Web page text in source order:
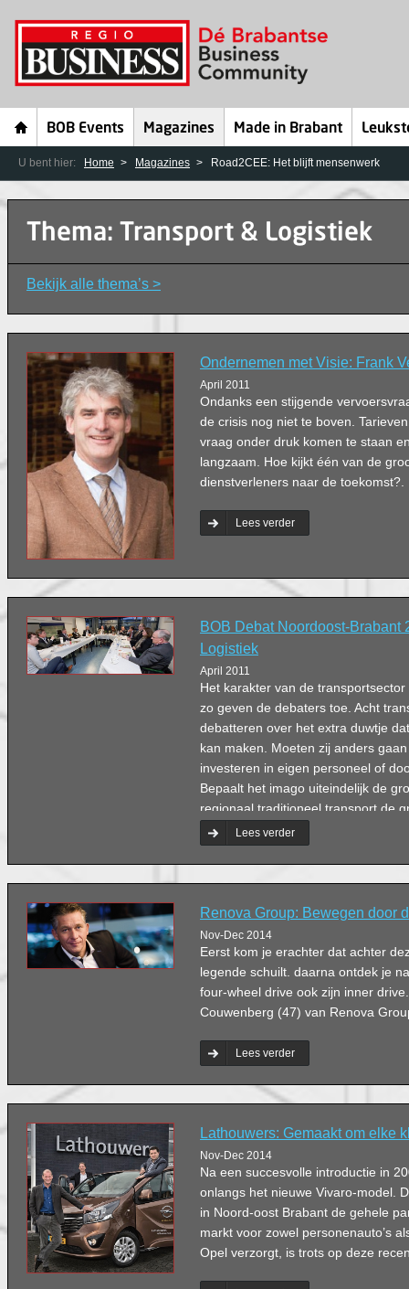
BOB Events Magazines Made in Brabant
U bent hier: Home Magazines Road2CEE: Het blijft mensenwerk
Thema: Transport & Logistiek
Bekijk alle thema’s >
Ondernemen met Visie: Frank
April 2011
Ondanks een stijgende
de crisis nog niet te boven.
vraag onder druk komen te staan
langzaam. Hoe kijkt één van de
dienstverleners naar de toekomst?.
Lees verder
BOB Debat Noordoost-Brabant
Logistiek
April 2011
Het karakter van de
zo geven de debaters toe. Acht
debatteren over het extra duwtje
kan maken. Moeten zij anders
investeren in eigen personeel of
Bepaalt het imago uiteindelijk de
regionaal traditioneel transport de
dieren?Lees verder
Renova Group: Bewegen door
Nov-Dec 2014
Eerst kom je erachter dat achter
legende schuilt. daarna ontdek je
four-wheel drive ook zijn inner
Couwenberg (47) van Renova
Lees verder
Lathouwers: Gemaakt om elke
Nov-Dec 2014
Na een succesvolle introductie in
onlangs het nieuwe Vivaro-model.
in Noord-oost Brabant de gehele
markt voor zowel personenauto’s
Opel verzorgt, is trots op deze